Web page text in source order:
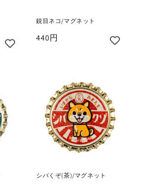
鋭目ネコ/マグネット
440円
シバくぞ(茶)/マグネット